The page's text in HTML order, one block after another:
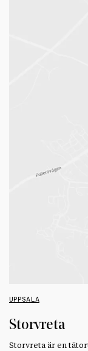
UPPSALA
Storvreta
Storvreta är en